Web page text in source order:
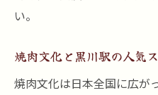
い。
焼肉文化と黒川駅の人気
焼肉文化は日本全国に広が